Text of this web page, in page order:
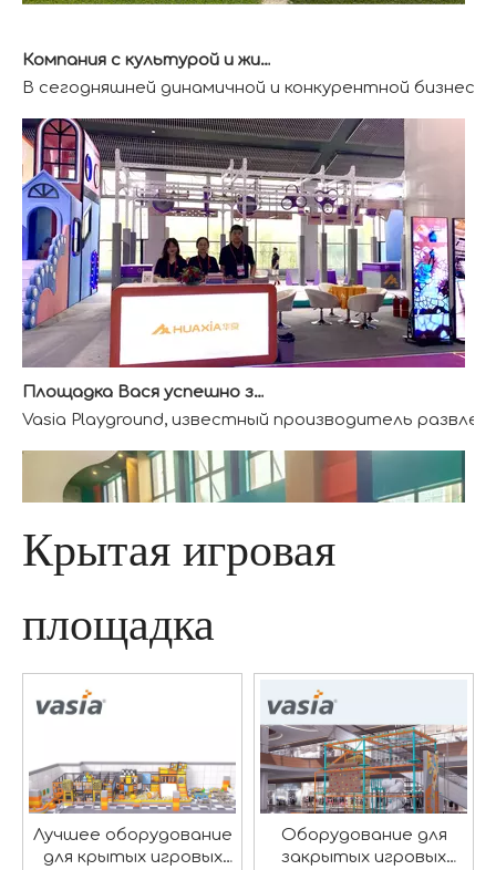
В сегодняшней динамичной и конкурентной
Vasia Playground, известный производитель
Выставка стала магнитом для многочисленных
Крытая игровая
площадка
Лучшее оборудование
для крытых игровых
Оборудование для
закрытых игровых